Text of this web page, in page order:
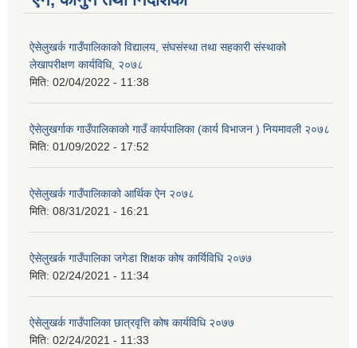
ऐसेलुखर्क गाउँपालिकाको विद्यालय, संघसंस्था तथा सहकारी संस्थाको
लेखापरीक्षण कार्यविधि, २०७८
मिति: 02/04/2022 - 11:38
ऐसेलुखर्गाक गाउँपालिकाको गाउँ कार्यपालिका (कार्य विभाजन ) नियमावली २०७८
मिति: 01/09/2022 - 17:52
ऐसेलुखर्क गाउँपालिकाको आर्थिक ऐन २०७८
मिति: 08/31/2021 - 16:21
ऐसेलुखर्क गाउँपालिका जगेडा शिक्षक कोष कार्यिविधि २०७७
मिति: 02/24/2021 - 11:34
ऐसेलुखर्क गाउँपालिका छात्रवृत्ति कोष कार्यविधि २०७७
मिति: 02/24/2021 - 11:33